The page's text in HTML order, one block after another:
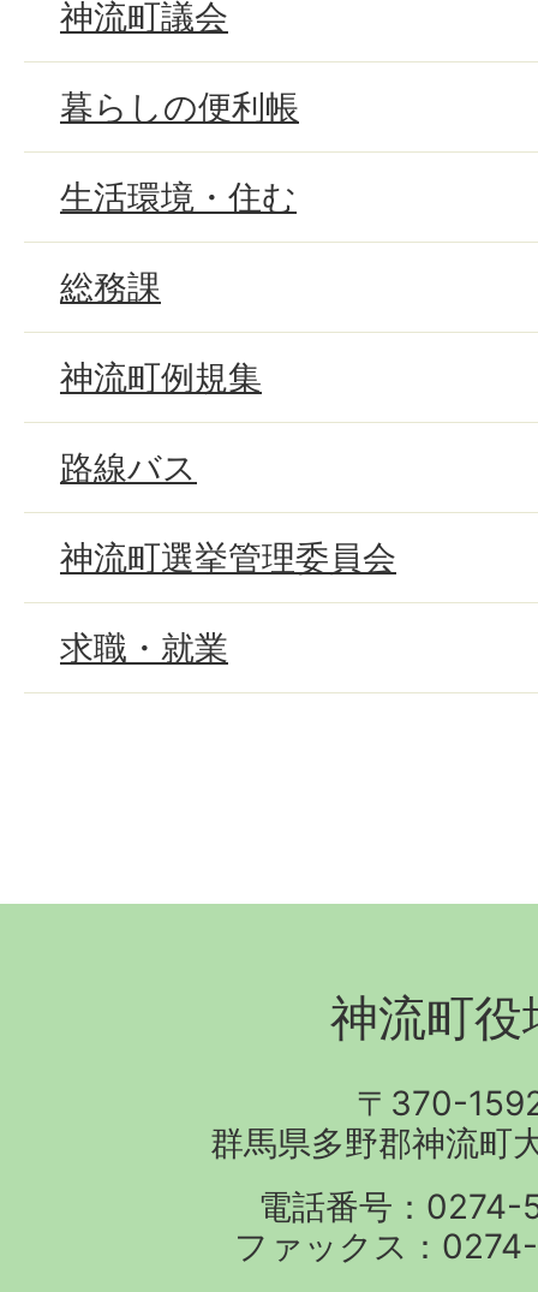
神流町議会
暮らしの便利帳
生活環境・住む
総務課
神流町例規集
路線バス
神流町選挙管理委員会
求職・就業
神流町役
〒370-
群馬県多野郡神流町
電話番号：0274-
ファックス：